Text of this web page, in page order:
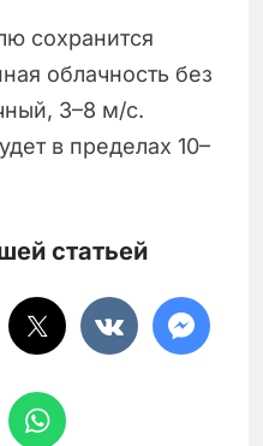
сохранится
облачность без
3–8 м/с.
в пределах 10–
статьей